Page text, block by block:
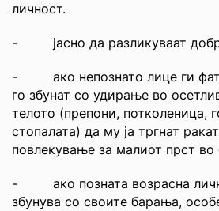
личност.
- јасно да разликуваат
- ако непознато лице ги
го збунат со удирање во
телото (препони, потколеница,
стопалата) да му ја тргнат
повлекување за малиот прст во
- ако позната возрасна
збунува со своите барања,